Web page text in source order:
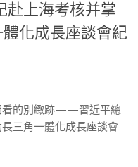
上海考核并掌
化成長座談會紀
看的別緻跡——習近平總
三角一體化成長座談會